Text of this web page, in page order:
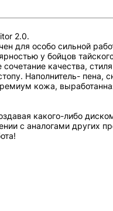
2.0.
для особо сильной
у бойцов
качества,
Наполнитель- пена,
кожа,
какого-либо
с аналогами других